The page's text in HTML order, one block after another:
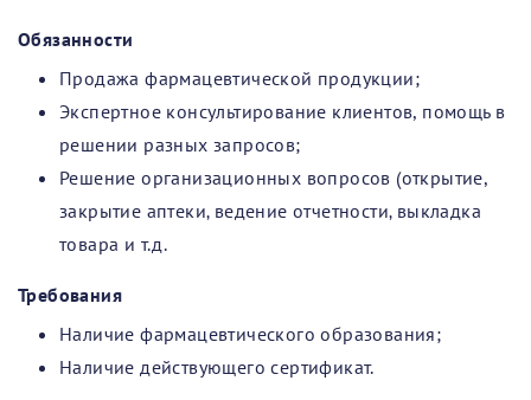
Обязанности
Продажа фармацевтической продукции;
Экспертное консультирование клиентов, помощь в
решении разных запросов;
Решение организационных вопросов (открытие,
закрытие аптеки‚ ведение отчетности‚ выкладка
товара и т.д.
Требования
Наличие фармацевтического образования;
Наличие действующего сертификат.